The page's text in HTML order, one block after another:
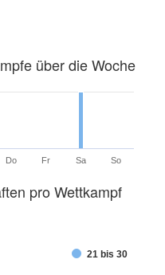
über die Woche
Do Fr Sa So
pro Wettkampf
21 bis 30